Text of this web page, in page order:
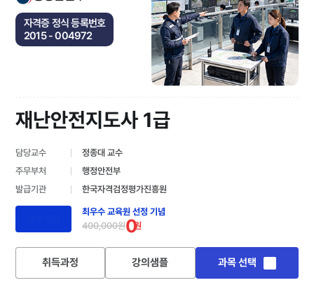
자격증 정식 등록번호
2015 - 004972
재난안전지도사 1급
담당교수
정종대 교수
주무부처
행정안전부
발급기관
한국자격검정평가진흥원
최우수 교육원 선정 기념
400,000원0원
취득과정 강의샘플 과목 선택